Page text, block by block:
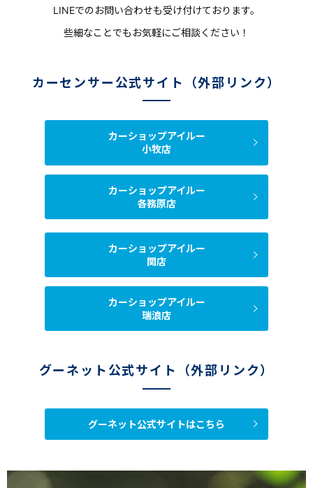
LINEでのお問い合わせも受け付けております。
些細なことでもお気軽にご相談ください！
カーセンサー公式サイト（外部リンク）
カーショップアイルー
小牧店
カーショップアイルー
各務原店
カーショップアイルー
関店
カーショップアイルー
瑞浪店
グーネット公式サイト（外部リンク）
グーネット公式サイトはこちら